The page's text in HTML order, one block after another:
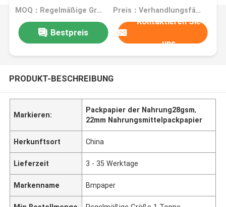
22mm 24mm 28mm
MOQ：Regelmäßige Größe 1 Tonne Preis：Verhandlungsfähig
Bestpreis
Kontaktieren Sie
uns
PRODUKT-BESCHREIBUNG
Markieren:
Packpapier der Nahrung28gsm,
22mm Nahrungsmittelpackpapier
Herkunftsort China
Lieferzeit 3 - 35 Werktage
Markenname Bmpaper